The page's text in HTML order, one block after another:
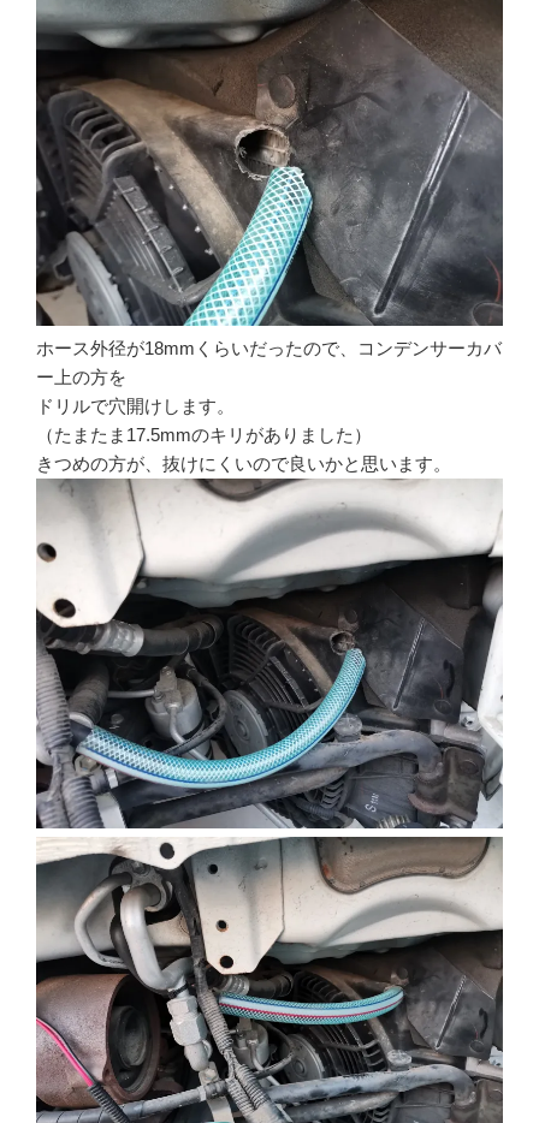
ホース外径が18mmくらいだったので、コンデンサーカバ
ー上の方を
ドリルで穴開けします。
（たまたま17.5mmのキリがありました）
きつめの方が、抜けにくいので良いかと思います。